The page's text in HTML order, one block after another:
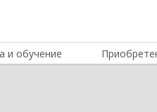
и обучение